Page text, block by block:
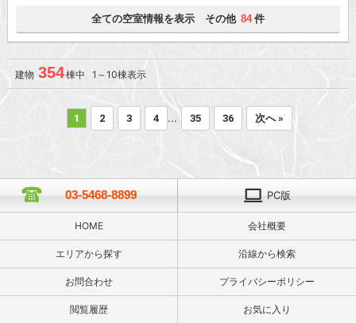
全ての空室情報を表示 その他 84 件
建物 354棟中 1～10棟表示
1 2 3 4 ... 35 36 次へ »
03-5468-8899 PC版
HOME 会社概要
エリアから探す 沿線から検索
お問合わせ プライバシーポリシー
閲覧履歴 お気に入り